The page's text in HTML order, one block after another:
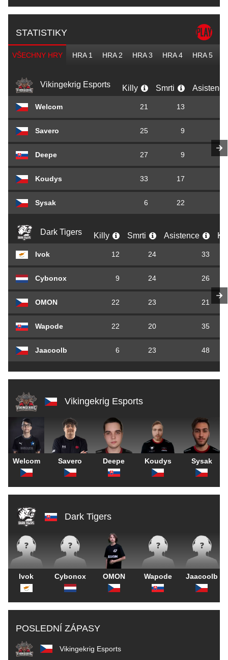
STATISTIKY
VŠECHNY HRY HRA 1 HRA 2 HRA 3 HRA 4 HRA 5
Vikingekrig Esports Killy Smrti
Welcom 21 13
Savero 25 9
Deepe 27 9
Koudys 33 17
Sysak 6 22
Dark Tigers Killy Smrti Asistence
Ivok 12 24 33
Cybonox 9 24 26
OMON 22 23 21
Wapode 22 20 35
Jaacoolb 6 23 48
Vikingekrig Esports
Welcom Savero Deepe Koudys Sysak
Dark Tigers
Ivok Cybonox OMON Wapode Jaacoolb
POSLEDNÍ ZÁPASY
Vikingekrig Esports